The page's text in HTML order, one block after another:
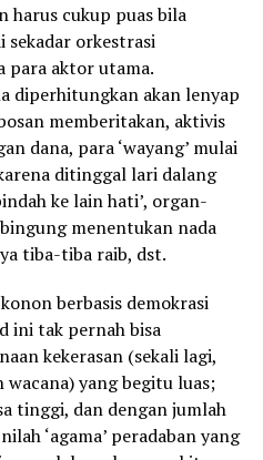
harus cukup puas bila
sekadar orkestrasi
para aktor utama.
diperhitungkan akan lenyap
memberitakan, aktivis
dana, para ‘wayang’ mulai
ditinggal lari dalang
ke lain hati’, organ-
menentukan nada
tiba-tiba raib, dst.
berbasis demokrasi
ini tak pernah bisa
kekerasan (sekali lagi,
yang begitu luas;
tinggi, dan dengan jumlah
‘agama’ peradaban yang